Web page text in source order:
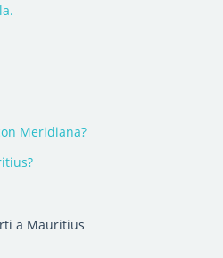
Meridiana?
a Mauritius